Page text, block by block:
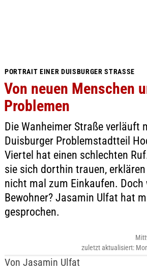
PORTRAIT EINER DUISBURGER STRASSE
Von neuen Menschen
Problemen
Die Wanheimer Straße verläuft
Duisburger Problemstadtteil
Viertel hat einen schlechten
sie sich dorthin trauen,
nicht mal zum Einkaufen. Doch
Bewohner? Jasamin Ulfat hat
gesprochen.
Von Jasamin Ulfat
zuletzt aktualisiert: